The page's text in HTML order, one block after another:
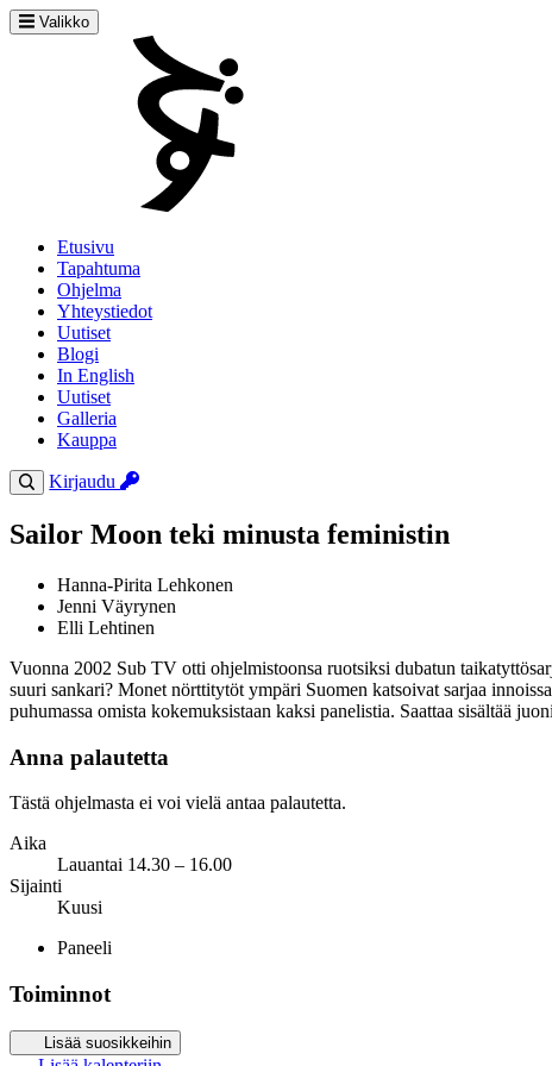
Valikko
Etusivu
Tapahtuma
Ohjelma
Yhteystiedot
Uutiset
Blogi
In English
Uutiset
Galleria
Kauppa
Kirjaudu
Sailor Moon teki minusta feministin
Hanna-Pirita Lehkonen
Jenni Väyrynen
Elli Lehtinen
Vuonna 2002 Sub TV otti ohjelmistoonsa ruotsiksi dubatun
suuri sankari? Monet nörttitytöt ympäri Suomen katsoivat sarjaa
puhumassa omista kokemuksistaan kaksi panelistia. Saattaa sisältää
Anna palautetta
Tästä ohjelmasta ei voi vielä antaa palautetta.
Aika
Lauantai 14.30 – 16.00
Sijainti
Kuusi
Paneeli
Toiminnot
Lisää suosikkeihin